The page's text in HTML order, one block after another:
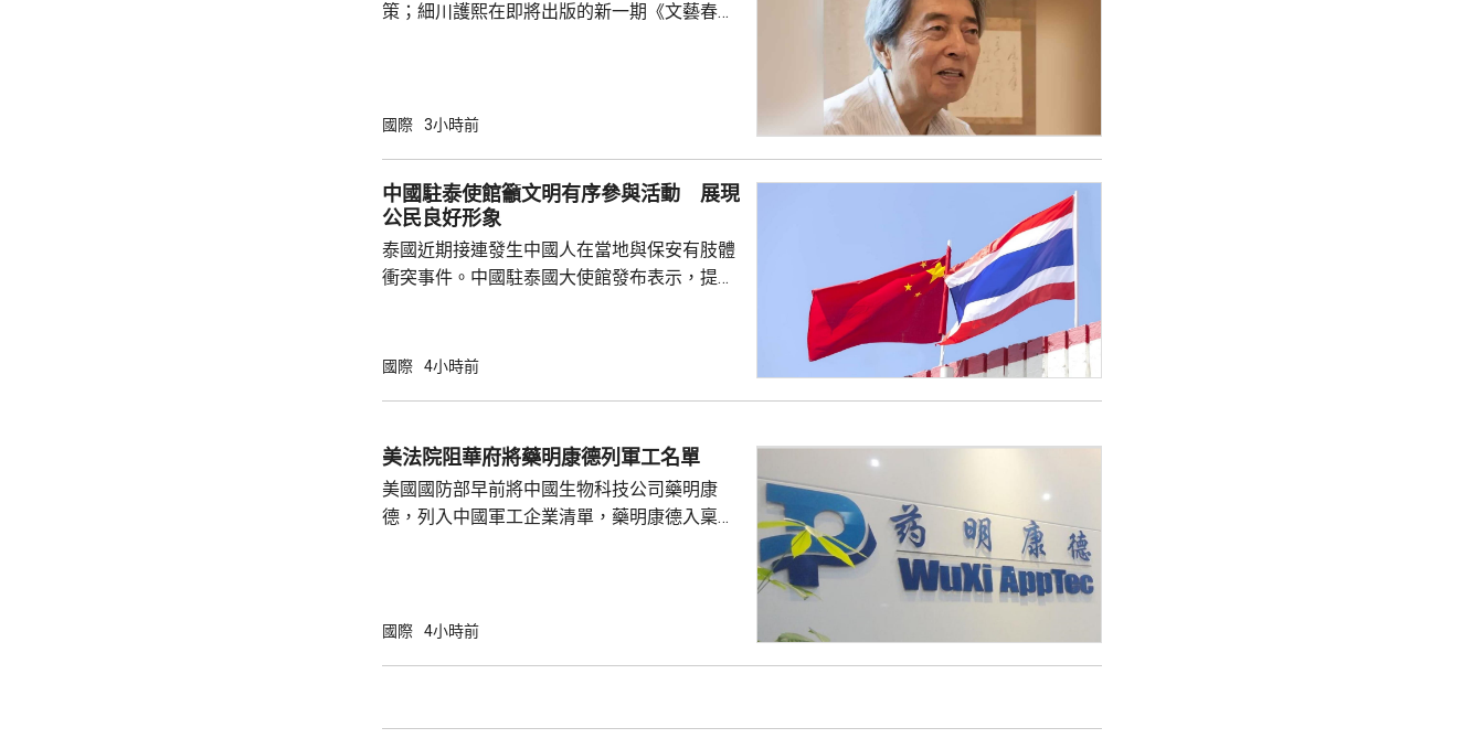
策；細川護熙在即將出版的新一期《文藝春
施，打破僵局，難免被批評是不負責任。他認
興奮，在處理對美中的距離感和如何保持平衡
方面，看不出有什麼戰略。 對於上月國會通過
修改後的新版《皇室典範》，細川批評是執...
國際 3小時前
中國駐泰使館籲文明有序參與活動 展現
公民良好形象
泰國近期接連發生中國人在當地與保安有肢體
衝突事件。中國駐泰國大使館發布表示，提醒
定，文明旅遊、禮貌待人，展現中國公民良好
公民要提前做好準備，了解活動規則，包括入
場、拍攝、攜帶物品等要求，如發生糾紛或合
法權益受到侵害，應保持冷靜，依法理性維...
國際 4小時前
美法院阻華府將藥明康德列軍工名單
美國國防部早前將中國生物科技公司藥明康
德，列入中國軍工企業清單，藥明康德入稟法
決表示歡迎，認為此舉減輕公司被列入名單所
國際 4小時前